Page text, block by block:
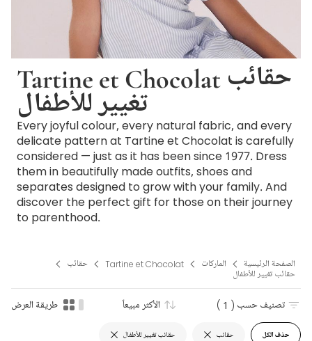
Tartine et Chocolat حقائب
تغيير للأطفال
Every joyful colour, every natural fabric, and every
delicate pattern at Tartine et Chocolat is carefully
considered — just as it has been since 1977. Dress
them in beautifully made outfits, shoes and
separates designed to grow with your family. And
discover the perfect gift for those on their journey
to parenthood.
الصفحة الرئيسية الماركات Tartine et Chocolat
حقائب
حقائب تغيير للأطفال
حذف الكل حقائب حقائب تغيير للأطفال
تصنيف حسب ( 1 ) الأكثر مبيعاً طريقة العرض